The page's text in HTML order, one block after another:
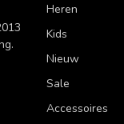
Heren
Kids
Nieuw
Sale
Accessoires